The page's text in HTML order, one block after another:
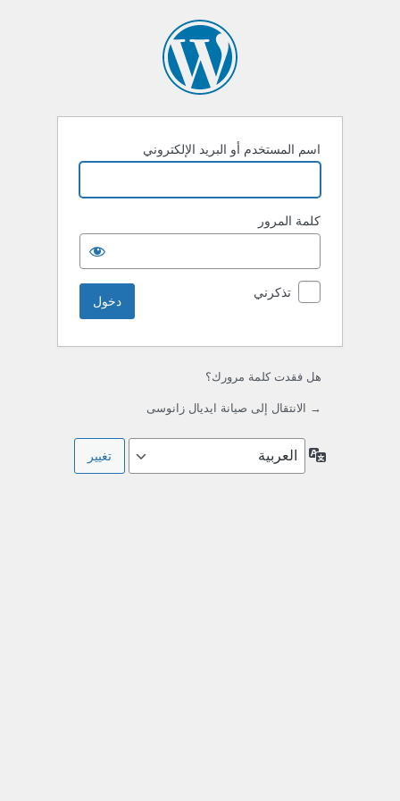
اسم المستخدم أو البريد الإلكتروني
كلمة المرور
تذكرني
هل فقدت كلمة مرورك؟
→ الانتقال إلى صيانة ايديال زانوسى
اللغة